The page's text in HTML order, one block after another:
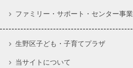
ファミリー・サポート・センター事業
生野区子ども・子育てプラザ
当サイトについて